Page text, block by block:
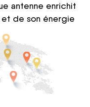
antenne enrichit
de son énergie